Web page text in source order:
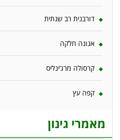
דורבנית רב שנתית
אנונה חלקה
קרסולה מרג’ינליס
קפה עץ
מאמרי גינון